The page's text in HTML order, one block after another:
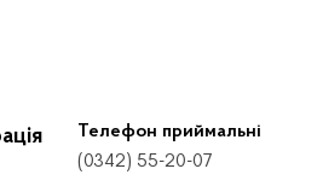
Телефон приймальні
(0342) 55-20-07